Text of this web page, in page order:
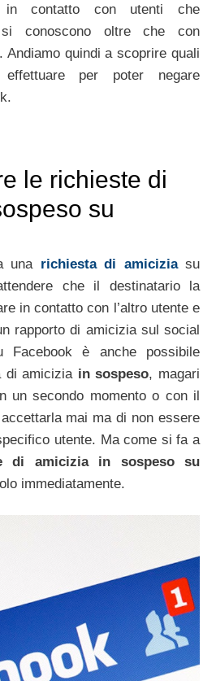
contatto con utenti che
si conoscono oltre che con
Andiamo quindi a scoprire quali
effettuare per poter negare
le richieste di
su
una richiesta di amiciziasu
che il destinatario la
in contatto con l’altro utente e
rapporto di amicizia sul social
Facebook è anche possibile
di amicizia in sospeso, magari
un secondo momento o con il
mai ma di non essere
utente. Ma come si fa a
di amicizia in sospeso su
immediatamente.